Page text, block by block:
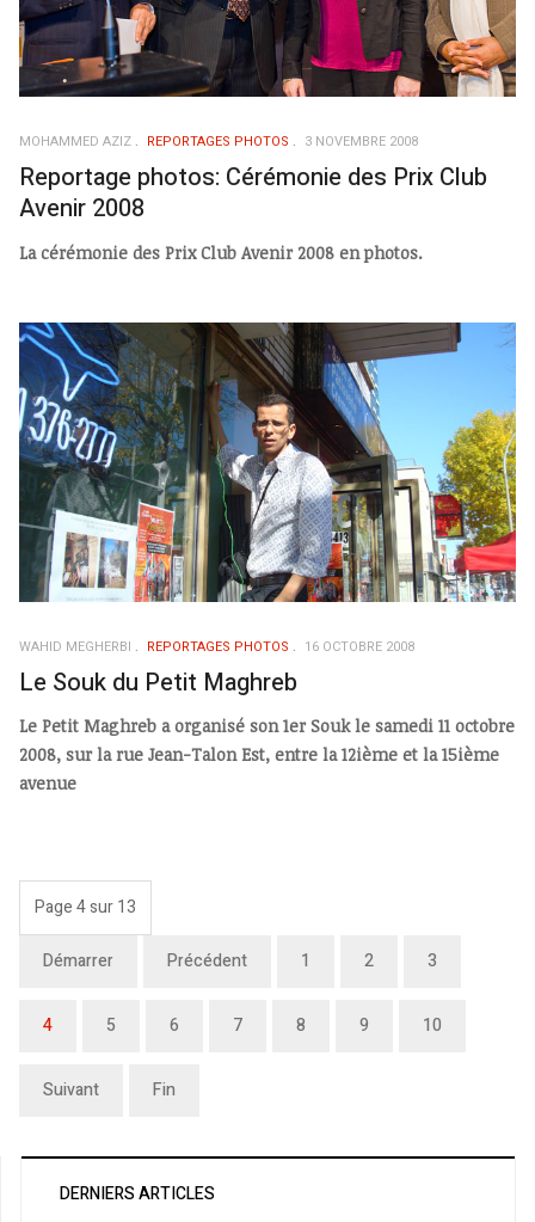
MOHAMMED AZIZ REPORTAGES PHOTOS 3 NOVEMBRE 2008
Reportage photos: Cérémonie des Prix Club
Avenir 2008
La cérémonie des Prix Club Avenir 2008 en photos.
WAHID MEGHERBI REPORTAGES PHOTOS 16 OCTOBRE 2008
Le Souk du Petit Maghreb
Le Petit Maghreb a organisé son 1er Souk le samedi 11 octobre
2008, sur la rue Jean-Talon Est, entre la 12ième et la 15ième
avenue
Page 4 sur 13
Démarrer Précédent 1 2 3
4 5 6 7 8 9 10
Suivant Fin
DERNIERS ARTICLES